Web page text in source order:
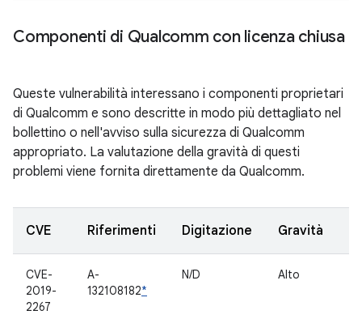
Componenti di Qualcomm con licenza chiusa
Queste vulnerabilità interessano i componenti proprietari
di Qualcomm e sono descritte in modo più dettagliato nel
bollettino o nell'avviso sulla sicurezza di Qualcomm
appropriato. La valutazione della gravità di questi
problemi viene fornita direttamente da Qualcomm.
CVE Riferimenti Digitazione Gravità
CVE-
2019-
2267
A-
132108182*
N/D Alto